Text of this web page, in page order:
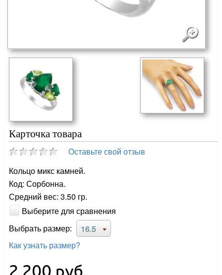
Карточка товара
Оставьте свой отзыв
Кольцо микс камней.
Код: Сорбонна.
Средний вес: 3.50 гр.
Выберите для сравнения
Выбрать размер:
16.5
Как узнать размер?